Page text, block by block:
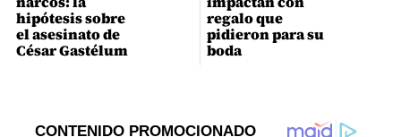
hipótesis sobre
el asesinato de
César Gastélum
regalo que
pidieron para su
boda